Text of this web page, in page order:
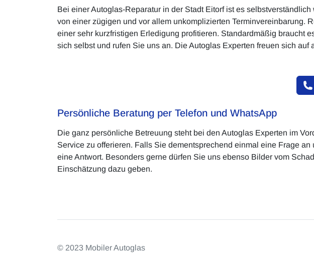
Bei einer Autoglas-Reparatur in der Stadt Eitorf ist es
von einer zügigen und vor allem unkomplizierten Terminvereinbarung.
einer sehr kurzfristigen Erledigung profitieren. Standardmäßig braucht
sich selbst und rufen Sie uns an. Die Autoglas Experten freuen sich auf
Persönliche Beratung per Telefon und WhatsApp
Die ganz persönliche Betreuung steht bei den Autoglas Experten im
Service zu offerieren. Falls Sie dementsprechend einmal eine Frage
eine Antwort. Besonders gerne dürfen Sie uns ebenso Bilder vom
Einschätzung dazu geben.
© 2023 Mobiler Autoglas